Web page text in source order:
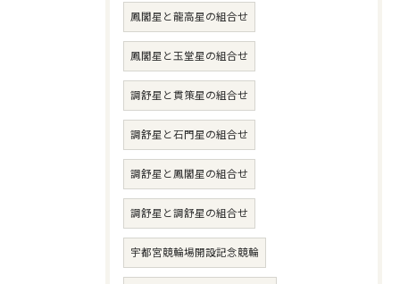
鳳閣星と龍高星の組合せ
鳳閣星と玉堂星の組合せ
調舒星と貫策星の組合せ
調舒星と石門星の組合せ
調舒星と鳳閣星の組合せ
調舒星と調舒星の組合せ
宇都宮競輪場開設記念競輪